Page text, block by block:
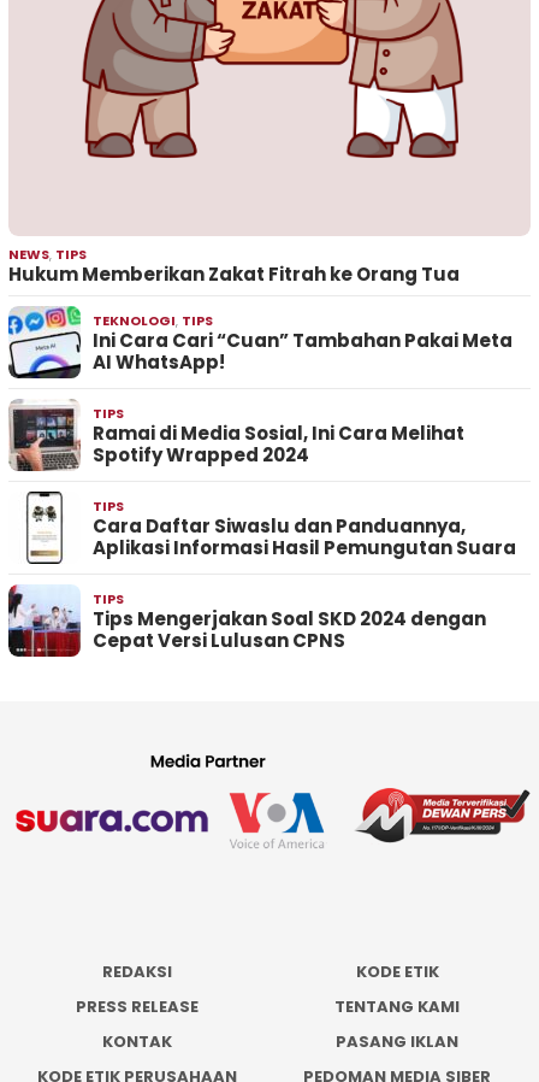
NEWS, TIPS
Hukum Memberikan Zakat Fitrah ke Orang Tua
TEKNOLOGI, TIPS
Ini Cara Cari “Cuan” Tambahan Pakai Meta
AI WhatsApp!
TIPS
Ramai di Media Sosial, Ini Cara Melihat
Spotify Wrapped 2024
TIPS
Cara Daftar Siwaslu dan Panduannya,
Aplikasi Informasi Hasil Pemungutan Suara
TIPS
Tips Mengerjakan Soal SKD 2024 dengan
Cepat Versi Lulusan CPNS
REDAKSI
KODE ETIK
PRESS RELEASE
TENTANG KAMI
KONTAK
PASANG IKLAN
KODE ETIK PERUSAHAAN
PEDOMAN MEDIA SIBER